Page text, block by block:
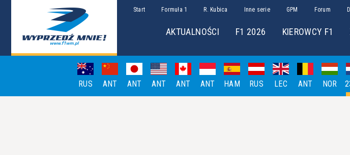
Start Formuła 1 R. Kubica Inne serie GPM Forum
AKTUALNOŚCI F1 2026 KIEROWCY F1
RUS ANT ANT ANT ANT ANT HAM RUS LEC ANT NOR